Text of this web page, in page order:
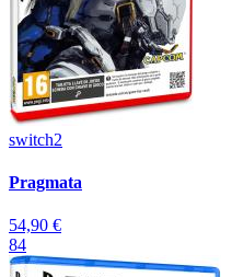
switch2
Pragmata
54,90 €
84